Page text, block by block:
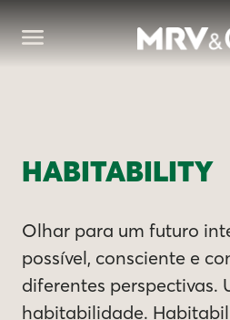
HABITABILITY
Olhar para um futuro
possível, consciente e
diferentes perspectivas.
habitabilidade.